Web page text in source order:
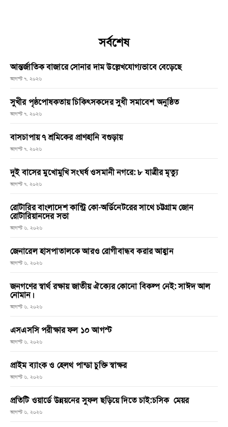
সর্বশেষ
আন্তর্জাতিক বাজারে সোনার দাম উল্লেখযোগ্যভাবে বেড়েছে
আগস্ট ৭, ২০২৬
সুখীর পৃষ্ঠপোষকতায় চিকিৎসকদের সুধী সমাবেশ অনুষ্ঠিত
আগস্ট ৭, ২০২৬
বাসচাপায় ৭ শ্রমিকের প্রাণহানি বগুড়ায়
আগস্ট ৭, ২০২৬
দুই বাসের মুখোমুখি সংঘর্ষ ওসমানী নগরে: ৮ যাত্রীর মৃত্যু
আগস্ট ৭, ২০২৬
রোটারির বাংলাদেশ কান্ট্রি কো-অর্ডিনেটরের সাথে চট্টগ্রাম জোন
রোটারিয়ানদের সভা
আগস্ট ৬, ২০২৬
জেনারেল হাসপাতালকে আরও রোগীবান্ধব করার আহ্বান
আগস্ট ৬, ২০২৬
জনগণের স্বার্থ রক্ষায় জাতীয় ঐক্যের কোনো বিকল্প নেই: সাঈদ আল
নোমান।
আগস্ট ৬, ২০২৬
এসএসসি পরীক্ষার ফল ১০ আগস্ট
আগস্ট ৬, ২০২৬
প্রাইম ব্যাংক ও হেলথ পান্ডা চুক্তি স্বাক্ষর
আগস্ট ৬, ২০২৬
প্রতিটি ওয়ার্ডে উন্নয়নের সুফল ছড়িয়ে দিতে চাই:চসিক মেয়র
আগস্ট ৬, ২০২৬